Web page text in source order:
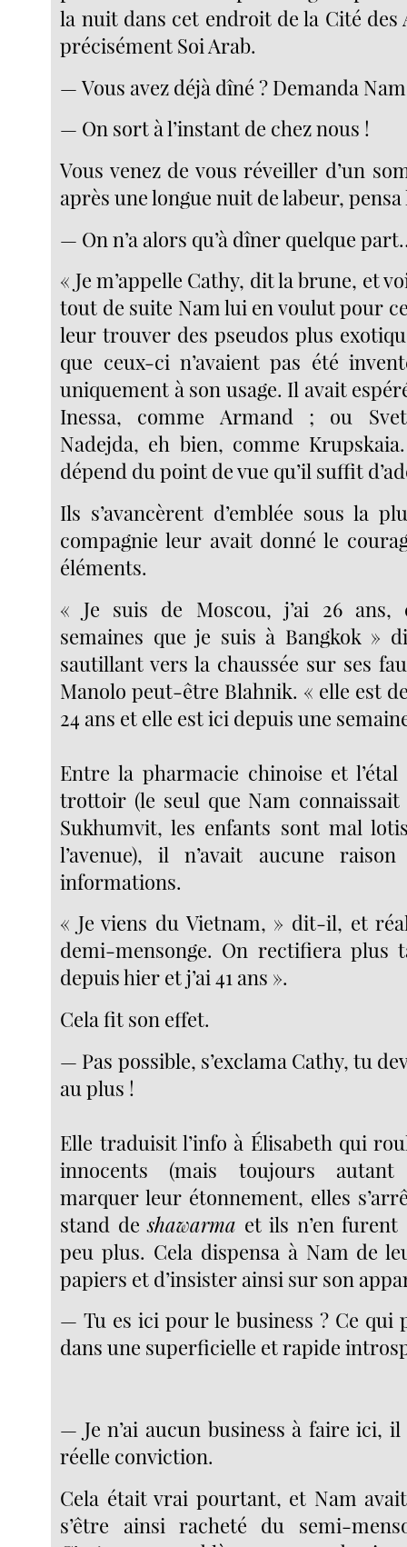
la nuit dans cet endroit de la Cité des
précisément Soi Arab.
— Vous avez déjà dîné ? Demanda
— On sort à l’instant de chez nous !
Vous venez de vous réveiller d’un
après une longue nuit de labeur, pensa
— On n’a alors qu’à dîner quelque
« Je m’appelle Cathy, dit la brune, et
tout de suite Nam lui en voulut pour
leur trouver des pseudos plus
que ceux-ci n’avaient pas été
uniquement à son usage. Il avait
Inessa, comme Armand ; ou
Nadejda, eh bien, comme
dépend du point de vue qu’il suffit
Ils s’avancèrent d’emblée sous la
compagnie leur avait donné le
éléments.
« Je suis de Moscou, j’ai 26 ans,
semaines que je suis à Bangkok »
sautillant vers la chaussée sur ses
Manolo peut-être Blahnik. « elle est
24 ans et elle est ici depuis une
Entre la pharmacie chinoise et
trottoir (le seul que Nam
Sukhumvit, les enfants sont mal
l’avenue), il n’avait aucune
informations.
« Je viens du Vietnam, » dit-il, et
demi-mensonge. On rectifiera plus
depuis hier et j’ai 41 ans ».
Cela fit son effet.
— Pas possible, s’exclama Cathy, tu
au plus !
Elle traduisit l’info à Élisabeth qui
innocents (mais toujours autant
marquer leur étonnement, elles
stand deshawarma et ils n’en
peu plus. Cela dispensa à Nam de
papiers et d’insister ainsi sur son
— Tu es ici pour le business ? Ce qui
dans une superficielle et rapide
— Je n’ai aucun business à faire ici,
réelle conviction.
Cela était vrai pourtant, et Nam
s’être ainsi racheté du semi-